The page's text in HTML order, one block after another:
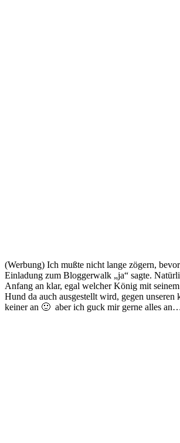
(Werbung) Ich mußte nicht lange zögern,
Einladung zum Bloggerwalk „ja“ sagte.
Anfang an klar, egal welcher König mit
Hund da auch ausgestellt wird, gegen unseren
keiner an 🙂 aber ich guck mir gerne alles